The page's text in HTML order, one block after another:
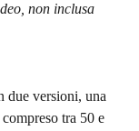
non inclusa
due versioni, una
tra 50 e